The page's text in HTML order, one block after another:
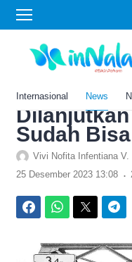
Internasional News
Home›News
Telan Rp6
Jembatan
Dulunya
Sudah
Vivi Nofita Infentiana V.
25 Desember 2023 13:08 .